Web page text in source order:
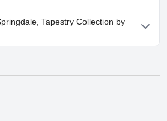
Tapestry Collection by Hilton
Tapestry Collection by